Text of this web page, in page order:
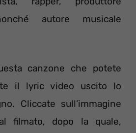
autore musicale
canzone che potete
il lyric video uscito lo
Cliccate sull’immagine
filmato, dopo la quale,